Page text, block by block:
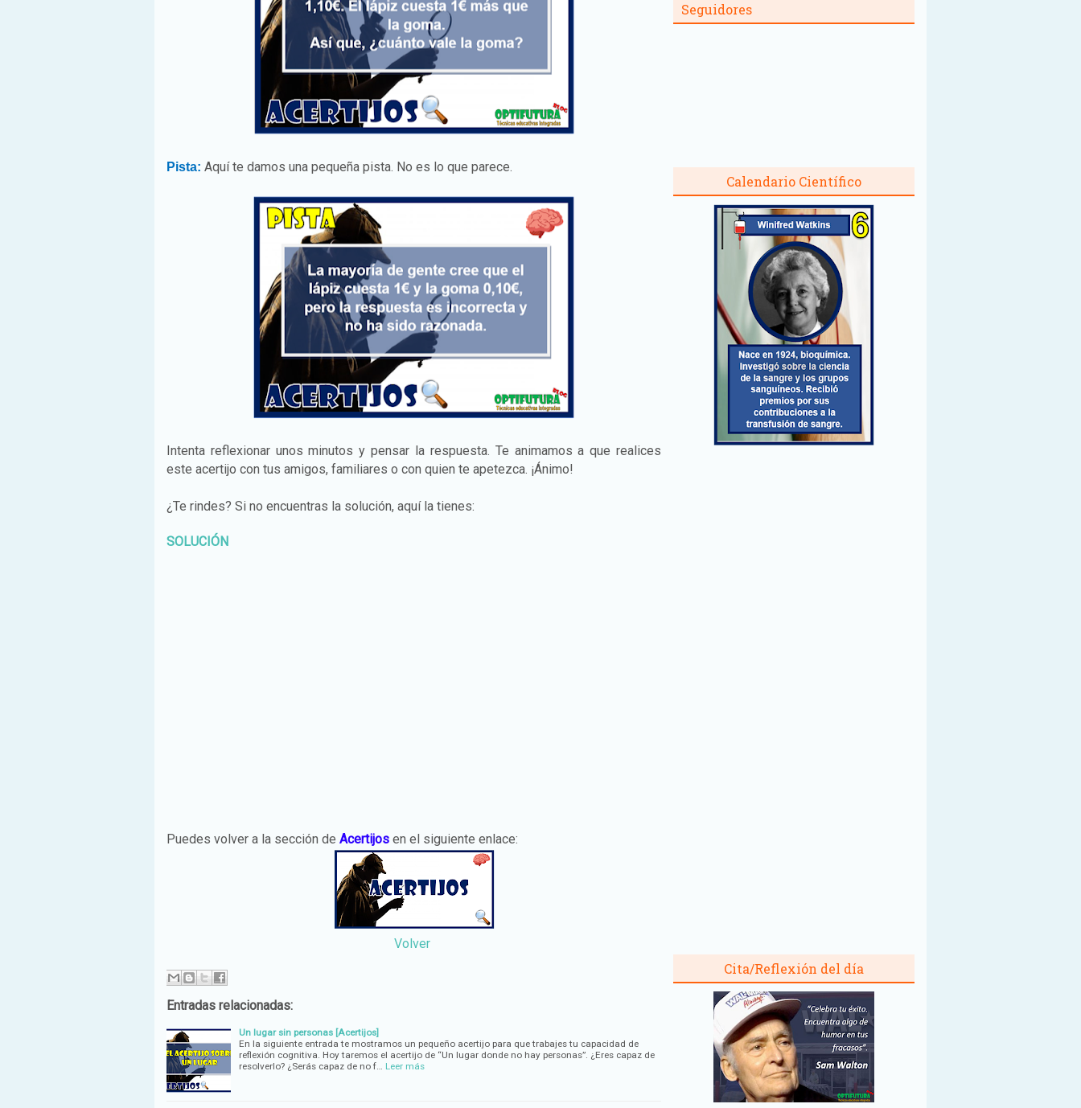
Pista: Aquí te damos una pequeña pista. No es lo que parece.
Intenta reflexionar unos minutos y pensar la respuesta. Te animamos a que realices
este acertijo con tus amigos, familiares o con quien te apetezca. ¡Ánimo!
¿Te rindes? Si no encuentras la solución, aquí la tienes:
SOLUCIÓN
Puedes volver a la sección de Acertijos en el siguiente enlace:
Volver
Entradas relacionadas:
Un lugar sin personas [Acertijos]
En la siguiente entrada te mostramos un pequeño acertijo para que trabajes tu capacidad de
reflexión cognitiva. Hoy taremos el acertijo de “Un lugar donde no hay personas”. ¿Eres capaz de
resolverlo? ¿Serás capaz de no f…
Leer más
Seguidores
Calendario Científico
Cita/Reflexión del día